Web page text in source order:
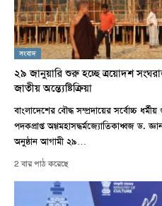
সংবাদ
২৯ জানুয়ারি শুরু হচ্ছে ত্রয়োদশ
জাতীয় অন্ত্যেষ্টিক্রিয়া
বাংলাদেশের বৌদ্ধ সম্প্রদায়ের সর্বোচ্চ
পদকপ্রাপ্ত অগ্গমহাসদ্ধর্মজ্যোতিকাধ্বজ ড.
অনুষ্ঠান আগামী ২৯…
2 বার পাঠ করেছে